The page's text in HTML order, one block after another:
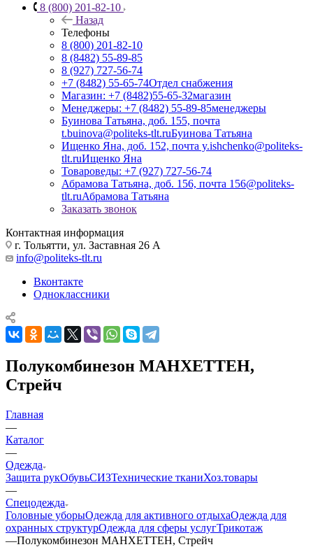
8 (800) 201-82-10
Назад
Телефоны
8 (800) 201-82-10
8 (8482) 55-89-85
8 (927) 727-56-74
+7 (8482) 55-65-74Отдел снабжения
Магазин: +7 (8482)55-65-32магазин
Менеджеры: +7 (8482) 55-89-85менеджеры
Буинова Татьяна, доб. 155, почта
t.buinova@politeks-tlt.ruБуинова Татьяна
Ищенко Яна, доб. 152, почта y.ishchenko@politeks-
tlt.ruИщенко Яна
Товароведы: +7 (927) 727-56-74
Абрамова Татьяна, доб. 156, почта 156@politeks-
tlt.ruАбрамова Татьяна
Заказать звонок
Контактная информация
г. Тольятти, ул. Заставная 26 А
info@politeks-tlt.ru
Вконтакте
Одноклассники
Полукомбинезон МАНХЕТТЕН,
Стрейч
Главная
—
Каталог
—
Одежда
Защита рукОбувьСИЗТехнические тканиХоз.товары
—
Спецодежда
Головные уборыОдежда для активного отдыхаОдежда для
охранных структурОдежда для сферы услугТрикотаж
—Полукомбинезон МАНХЕТТЕН, Стрейч